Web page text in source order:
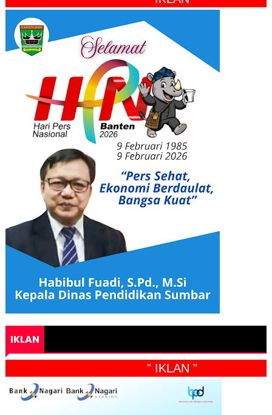
IKLAN
" IKLAN "